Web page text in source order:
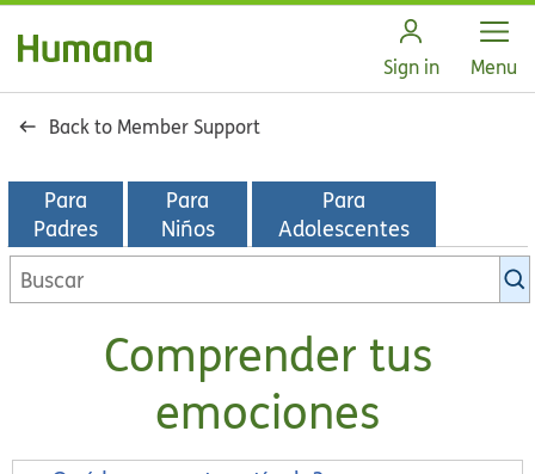
Sign in Open
Menu
Back to Member Support
Para
Padres
Para
Niños
Para
Adolescentes
Buscar
en
Comprender tus
emociones